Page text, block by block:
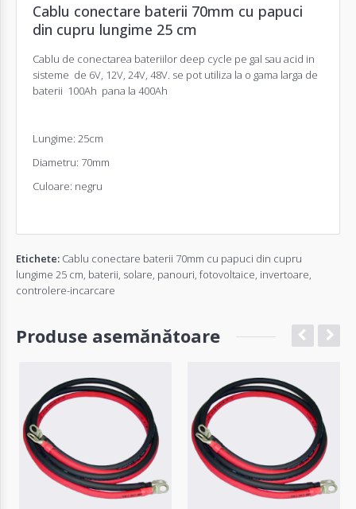
Cablu conectare baterii 70mm cu papuci
din cupru lungime 25 cm
Cablu de conectarea bateriilor deep cycle pe gal sau acid in
sisteme de 6V, 12V, 24V, 48V. se pot utiliza la o gama larga de
baterii 100Ah pana la 400Ah
Lungime: 25cm
Diametru: 70mm
Culoare: negru
Etichete: Cablu conectare baterii 70mm cu papuci din cupru
lungime 25 cm baterii solare panouri fotovoltaice invertoare
controlere-incarcare
Produse asemănătoare